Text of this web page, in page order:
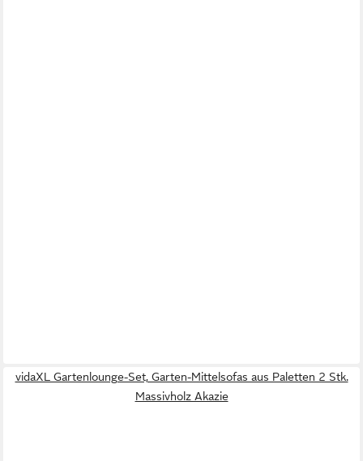
vidaXL Gartenlounge-Set, Garten-Mittelsofas aus Paletten 2 Stk.
Massivholz Akazie